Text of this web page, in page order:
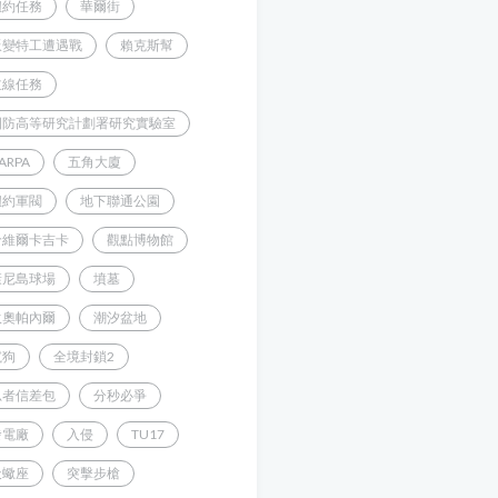
任務 華爾街
特工遭遇戰 賴克斯幫
任務
高等研究計劃署研究實驗室
五角大廈
軍閥 地下聯通公園
爾卡吉卡 觀點博物館
島球場 墳墓
帕內爾 潮汐盆地
全境封鎖2
信差包 分秒必爭
廠 入侵 TU17
座 突擊步槍